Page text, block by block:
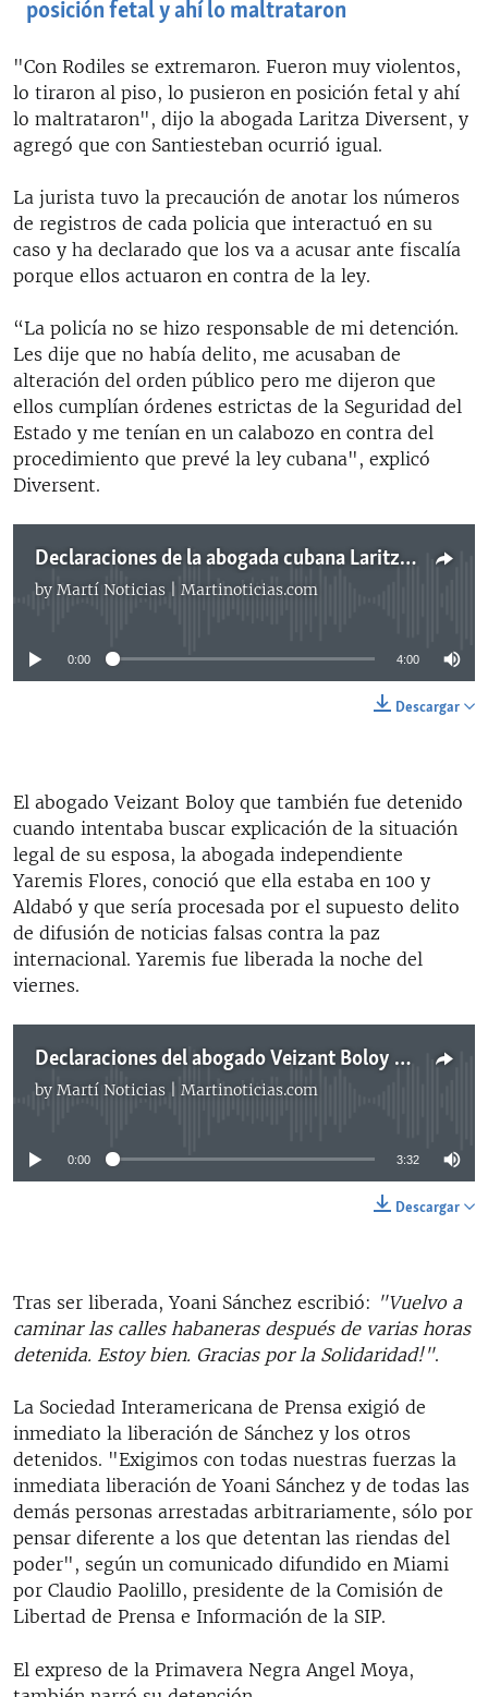
posición fetal y ahí lo maltrataron
"Con Rodiles se extremaron. Fueron muy violentos,
lo tiraron al piso, lo pusieron en posición fetal y ahí
lo maltrataron", dijo la abogada Laritza Diversent, y
agregó que con Santiesteban ocurrió igual.
La jurista tuvo la precaución de anotar los números
de registros de cada policia que interactuó en su
caso y ha declarado que los va a acusar ante fiscalía
porque ellos actuaron en contra de la ley.
“La policía no se hizo responsable de mi detención.
Les dije que no había delito, me acusaban de
alteración del orden público pero me dijeron que
ellos cumplían órdenes estrictas de la Seguridad del
Estado y me tenían en un calabozo en contra del
procedimiento que prevé la ley cubana", explicó
Diversent.
Declaraciones de la abogada cubana Laritza Diversent
by Martí Noticias | Martinoticias.com
No media source currently available
0:00 4:00
Descargar
El abogado Veizant Boloy que también fue detenido
cuando intentaba buscar explicación de la situación
legal de su esposa, la abogada independiente
Yaremis Flores, conoció que ella estaba en 100 y
Aldabó y que sería procesada por el supuesto delito
de difusión de noticias falsas contra la paz
internacional. Yaremis fue liberada la noche del
viernes.
Declaraciones del abogado Veizant Boloy esposo de Yaremis Flores
by Martí Noticias | Martinoticias.com
No media source currently available
0:00 3:32
Descargar
Tras ser liberada, Yoani Sánchez escribió: "Vuelvo a
caminar las calles habaneras después de varias horas
detenida. Estoy bien. Gracias por la Solidaridad!".
La Sociedad Interamericana de Prensa exigió de
inmediato la liberación de Sánchez y los otros
detenidos. "Exigimos con todas nuestras fuerzas la
inmediata liberación de Yoani Sánchez y de todas las
demás personas arrestadas arbitrariamente, sólo por
pensar diferente a los que detentan las riendas del
poder", según un comunicado difundido en Miami
por Claudio Paolillo, presidente de la Comisión de
Libertad de Prensa e Información de la SIP.
T
a
El expreso de la Primavera Negra Angel Moya,